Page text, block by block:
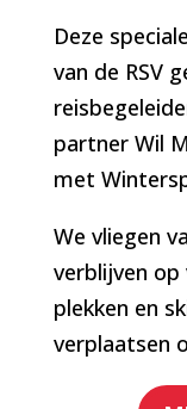
Deze
van de RSV
partner Wil
met
We vliegen
verblijven op
plekken en
verplaatsen